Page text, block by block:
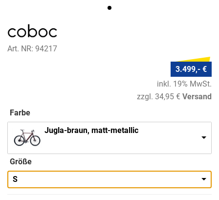
Art. NR: 94217
3.499,- €
inkl. 19% MwSt.
zzgl. 34,95 € Versand
Farbe
Jugla-braun, matt-metallic
Größe
S